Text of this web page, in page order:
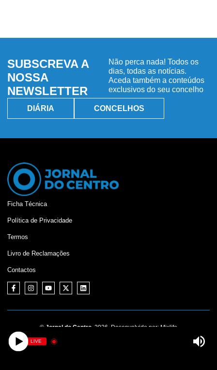
SUBSCREVA A
NOSSA
NEWSLETTER
Não perca nada! Todos os
dias, todas as notícias.
Aceda também a conteúdos
exclusivos do seu concelho
DIÁRIA CONCELHOS
Ficha Técnica
Política de Privacidade
Termos
Livro de Reclamações
Contactos
© Jornal do Centro, 2026. Desenvolvido por: Mixlife
LIVE